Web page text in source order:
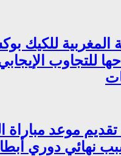
المغربية للكيك
للتجاوب
تقديم موعد مباراة
نهائي دوري